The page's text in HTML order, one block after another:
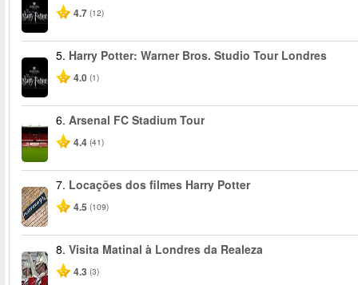
4.7 (12)
5. Harry Potter: Warner Bros. Studio Tour Londres
4.0 (1)
6. Arsenal FC Stadium Tour
4.4 (41)
7. Locações dos filmes Harry Potter
4.5 (109)
8. Visita Matinal à Londres da Realeza
4.3 (3)